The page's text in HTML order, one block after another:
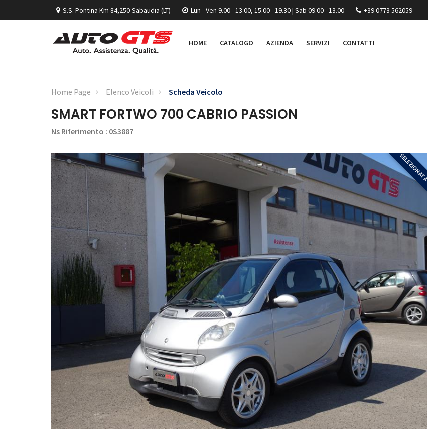
S.S. Pontina Km 84,250-Sabaudia (LT) Lun - Ven 9.00 - 13.00, 15.00 - 19.30 | Sab 09.00 - 13.00 +39 0773 562059
HOME CATALOGO AZIENDA SERVIZI CONTATTI
Home Page Elenco Veicoli Scheda Veicolo
SMART FORTWO 700 CABRIO PASSION
Ns Riferimento : 0S3887
SELEZIONATA